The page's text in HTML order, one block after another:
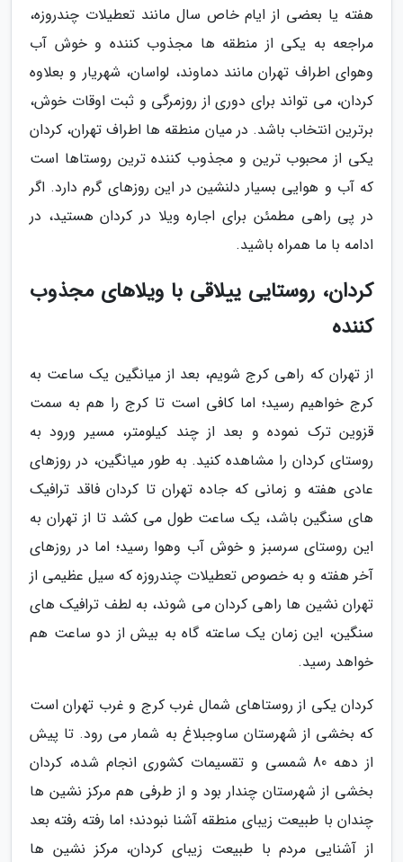
هفته یا بعضی از ایام خاص سال مانند تعطیلات چندروزه،
مراجعه به یکی از منطقه ها مجذوب کننده و خوش آب
وهوای اطراف تهران مانند دماوند، لواسان، شهریار و بعلاوه
کردان، می تواند برای دوری از روزمرگی و ثبت اوقات خوش،
برترین انتخاب باشد. در میان منطقه ها اطراف تهران، کردان
یکی از محبوب ترین و مجذوب کننده ترین روستاها است
که آب و هوایی بسیار دلنشین در این روزهای گرم دارد. اگر
در پی راهی مطمئن برای اجاره ویلا در کردان هستید، در
ادامه با ما همراه باشید.
کردان، روستایی ییلاقی با ویلاهای مجذوب
کننده
از تهران که راهی کرج شویم، بعد از میانگین یک ساعت به
کرج خواهیم رسید؛ اما کافی است تا کرج را هم به سمت
قزوین ترک نموده و بعد از چند کیلومتر، مسیر ورود به
روستای کردان را مشاهده کنید. به طور میانگین، در روزهای
عادی هفته و زمانی که جاده تهران تا کردان فاقد ترافیک
های سنگین باشد، یک ساعت طول می کشد تا از تهران به
این روستای سرسبز و خوش آب وهوا رسید؛ اما در روزهای
آخر هفته و به خصوص تعطیلات چندروزه که سیل عظیمی از
تهران نشین ها راهی کردان می شوند، به لطف ترافیک های
سنگین، این زمان یک ساعته گاه به بیش از دو ساعت هم
خواهد رسید.
کردان یکی از روستاهای شمال غرب کرج و غرب تهران است
که بخشی از شهرستان ساوجبلاغ به شمار می رود. تا پیش
از دهه 80 شمسی و تقسیمات کشوری انجام شده، کردان
بخشی از شهرستان چندار بود و از طرفی هم مرکز نشین ها
چندان با طبیعت زیبای منطقه آشنا نبودند؛ اما رفته رفته بعد
از آشنایی مردم با طبیعت زیبای کردان، مرکز نشین ها